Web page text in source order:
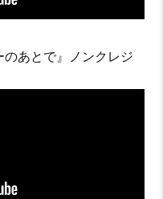
あとで』ノンクレジ